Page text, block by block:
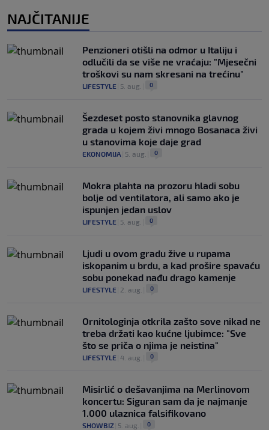
NAJČITANIJE
Penzioneri otišli na odmor u Italiju i
odlučili da se više ne vraćaju: "Mjesečni
troškovi su nam skresani na trećinu"
LIFESTYLE 5. aug. 0
Šezdeset posto stanovnika glavnog
grada u kojem živi mnogo Bosanaca živi
u stanovima koje daje grad
EKONOMIJA 5. aug. 0
Mokra plahta na prozoru hladi sobu
bolje od ventilatora, ali samo ako je
ispunjen jedan uslov
LIFESTYLE 5. aug. 0
Ljudi u ovom gradu žive u rupama
iskopanim u brdu, a kad prošire spavaću
sobu ponekad nađu drago kamenje
LIFESTYLE 2. aug. 0
Ornitologinja otkrila zašto sove nikad ne
treba držati kao kućne ljubimce: "Sve
što se priča o njima je neistina"
LIFESTYLE 4. aug. 0
Misirlić o dešavanjima na Merlinovom
koncertu: Siguran sam da je najmanje
1.000 ulaznica falsifikovano
SHOWBIZ 5. aug. 0